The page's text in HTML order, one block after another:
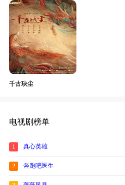
千古玦尘
电视剧榜单
1 真心英雄
2 奔跑吧医生